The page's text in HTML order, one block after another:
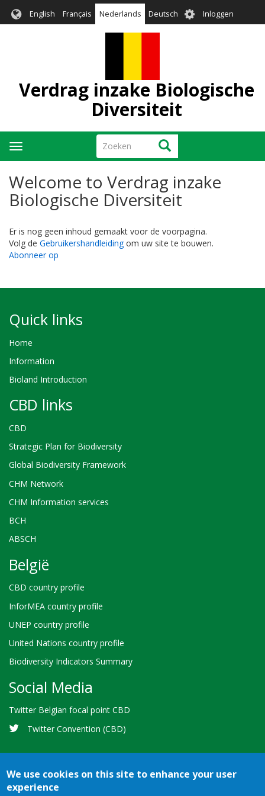
English Français Nederlands Deutsch User
account
Inloggen
Verdrag inzake Biologische
Diversiteit
Zoeken Zoeken
Navigatie
wisselen
Welcome to Verdrag inzake
Biologische Diversiteit
Er is nog geen inhoud gemaakt voor de voorpagina.
Volg de Gebruikershandleidingom uw site te bouwen.
Abonneer op
Quick links
Home
Information
Bioland Introduction
CBD links
CBD
Strategic Plan for Biodiversity
Global Biodiversity Framework
CHM Network
CHM Information services
BCH
ABSCH
België
CBD country profile
InforMEA country profile
UNEP country profile
United Nations country profile
Biodiversity Indicators Summary
Social Media
Twitter Belgian focal point CBD
Twitter Convention (CBD)
We use cookies on this site to enhance your user
experience